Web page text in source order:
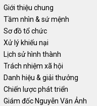
Giới thiệu chung
Tầm nhìn & sứ mệnh
Sơ đồ tổ chức
Xử lý khiếu nại
Lịch sử hình thành
Trách nhiệm xã hội
Danh hiệu & giải thưởng
Chiến lược phát triển
Giám đốc Nguyễn Văn Ảnh